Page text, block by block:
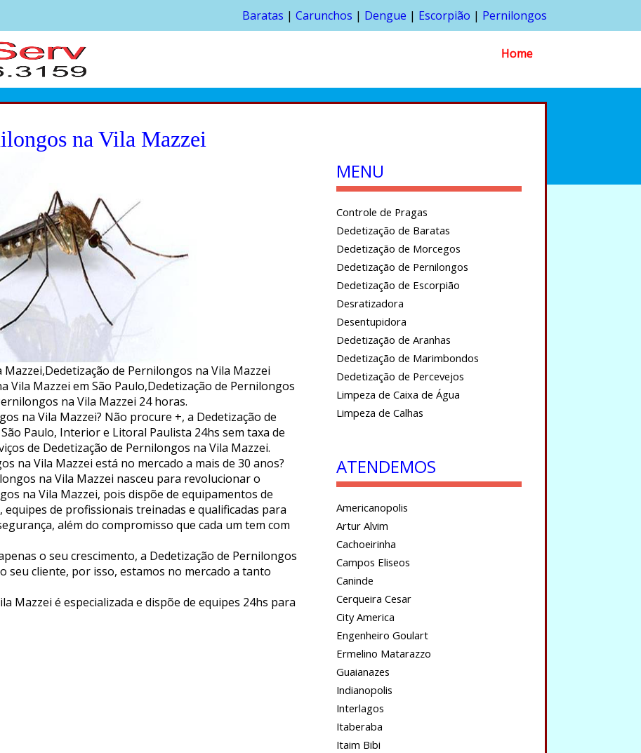
Baratas | Carunchos | Dengue | Escorpião | Pernilongos
Home
na Vila Mazzei
de Pernilongos na Vila Mazzei
Vila Mazzei em São Paulo,Dedetização de Pernilongos
na Vila Mazzei 24 horas.
na Vila Mazzei? Não procure +, a Dedetização de
Paulo, Interior e Litoral Paulista 24hs sem taxa de
de Dedetização de Pernilongos na Vila Mazzei.
na Vila Mazzei está no mercado a mais de 30 anos?
na Vila Mazzei nasceu para revolucionar o
na Vila Mazzei, pois dispõe de equipamentos de
de profissionais treinadas e qualificadas para
além do compromisso que cada um tem com
o seu crescimento, a Dedetização de Pernilongos
seu cliente, por isso, estamos no mercado a tanto
Mazzei é especializada e dispõe de equipes 24hs para
MENU
Controle de Pragas
Dedetização de Baratas
Dedetização de Morcegos
Dedetização de Pernilongos
Dedetização de Escorpião
Desratizadora
Desentupidora
Dedetização de Aranhas
Dedetização de Marimbondos
Dedetização de Percevejos
Limpeza de Caixa de Água
Limpeza de Calhas
ATENDEMOS
Americanopolis
Artur Alvim
Cachoeirinha
Campos Eliseos
Caninde
Cerqueira Cesar
City America
Engenheiro Goulart
Ermelino Matarazzo
Guaianazes
Indianopolis
Interlagos
Itaberaba
Itaim Bibi